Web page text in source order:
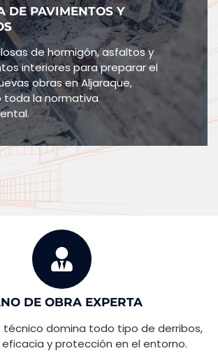
DE PAVIMENTOS Y
de hormigón, asfaltos y
interiores para preparar el
obras en Aljaraque,
toda la normativa
DE OBRA EXPERTA
técnico domina todo tipo de derribos,
y protección en el entorno.